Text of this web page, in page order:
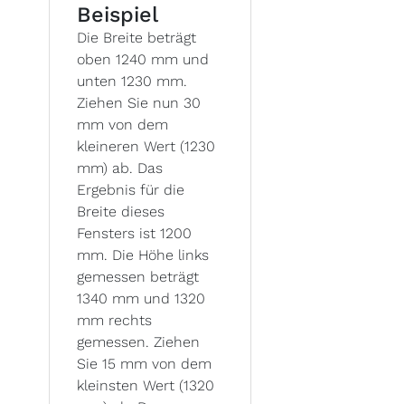
Beispiel
Die Breite beträgt
oben 1240 mm und
unten 1230 mm.
Ziehen Sie nun 30
mm von dem
kleineren Wert (1230
mm) ab. Das
Ergebnis für die
Breite dieses
Fensters ist 1200
mm. Die Höhe links
gemessen beträgt
1340 mm und 1320
mm rechts
gemessen. Ziehen
Sie 15 mm von dem
kleinsten Wert (1320